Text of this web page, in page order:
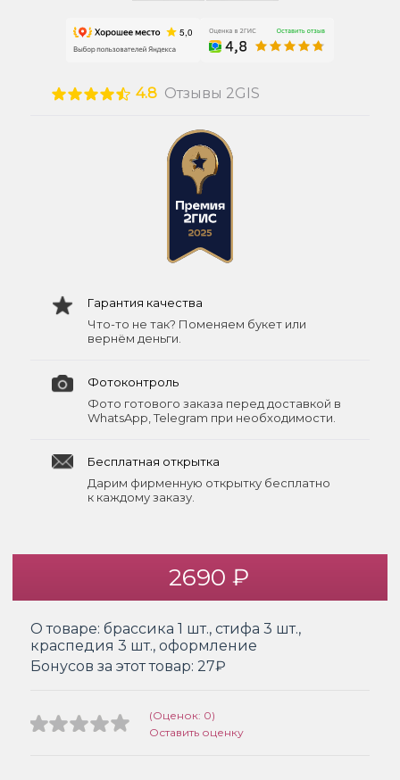
4.8 Отзывы 2GIS
Гарантия качества
Что-то не так? Поменяем букет или
вернём деньги.
Фотоконтроль
Фото готового заказа перед доставкой в
WhatsApp, Telegram при необходимости.
Бесплатная открытка
Дарим фирменную открытку бесплатно
к каждому заказу.
2690 ₽
О товаре: брассика 1 шт., стифа 3 шт.,
краспедия 3 шт., оформление
Бонусов за этот товар: 27₽
(Оценок: 0)
Оставить оценку